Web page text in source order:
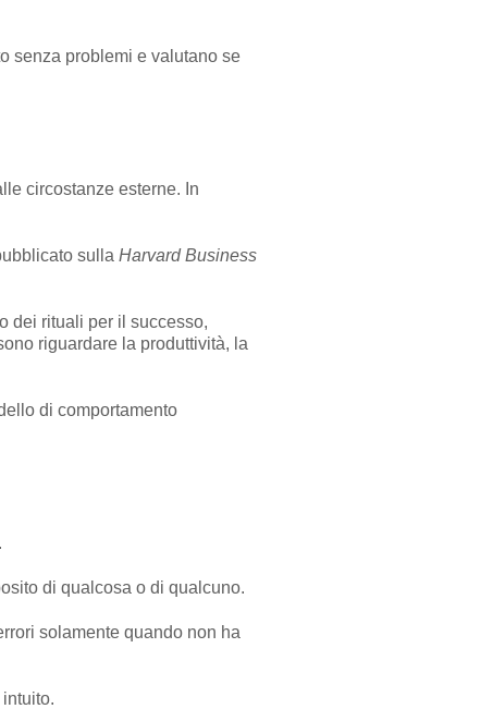
senza problemi e valutano se
circostanze esterne. In
sulla Harvard Business
dei rituali per il successo,
riguardare la produttività, la
di comportamento
di qualcosa o di qualcuno.
solamente quando non ha